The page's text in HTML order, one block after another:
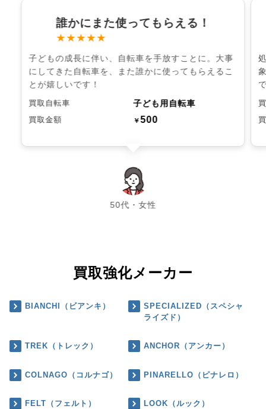
誰かにまた使ってもらえる！
★★★★★
子どもの成長に伴い、自転車を手放すことに。大事
にしてきた自転車を、また誰かに使ってもらえるこ
とが嬉しいです！
買取自転車 子ども用自転車
買取金額 ￥500
50代・女性
chevron_left chevron_right
買取強化メーカー
BIANCHI（ビアンキ）
SPECIALIZED（スペシャ
ライズド）
TREK（トレック） ANCHOR（アンカー）
COLNAGO（コルナゴ） PINARELLO（ピナレロ）
FELT（フェルト） LOOK（ルック）